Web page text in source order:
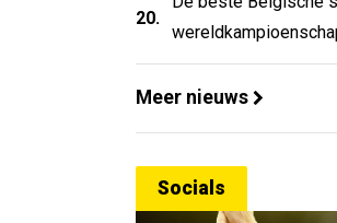
20.
Meer nieuws
Socials